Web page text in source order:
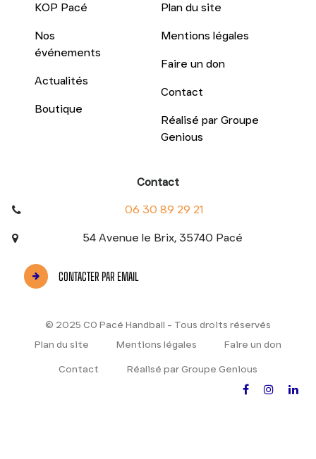
KOP Pacé
Nos
événements
Actualités
Boutique
Plan du site
Mentions légales
Faire un don
Contact
Réalisé par Groupe
Genious
Contact
06 30 89 29 21
54 Avenue le Brix, 35740 Pacé
CONTACTER PAR EMAIL
© 2025 CO Pacé Handball - Tous droits réservés
Plan du site
Mentions légales
Faire un don
Contact
Réalisé par Groupe Genious